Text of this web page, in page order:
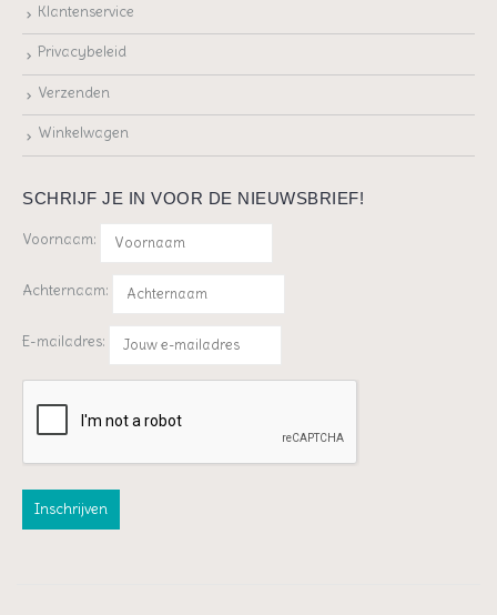
Klantenservice
Privacybeleid
Verzenden
Winkelwagen
SCHRIJF JE IN VOOR DE NIEUWSBRIEF!
Voornaam:
Achternaam:
E-mailadres: